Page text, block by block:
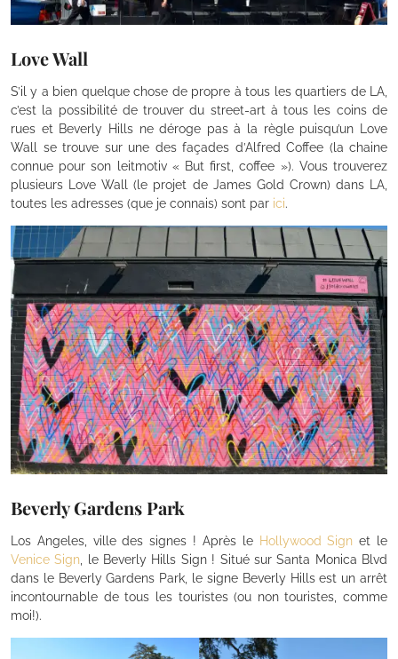
Love Wall
S’il y a bien quelque chose de propre à tous les quartiers de LA,
c’est la possibilité de trouver du street-art à tous les coins de
rues et Beverly Hills ne déroge pas à la règle puisqu’un Love
Wall se trouve sur une des façades d’Alfred Coffee (la chaine
connue pour son leitmotiv « But first, coffee »). Vous trouverez
plusieurs Love Wall (le projet de James Gold Crown) dans LA,
toutes les adresses (que je connais) sont par ici.
Beverly Gardens Park
Los Angeles, ville des signes ! Après le Hollywood Sign et le
Venice Sign , le Beverly Hills Sign ! Situé sur Santa Monica Blvd
dans le Beverly Gardens Park, le signe Beverly Hills est un arrêt
incontournable de tous les touristes (ou non touristes, comme
moi!).